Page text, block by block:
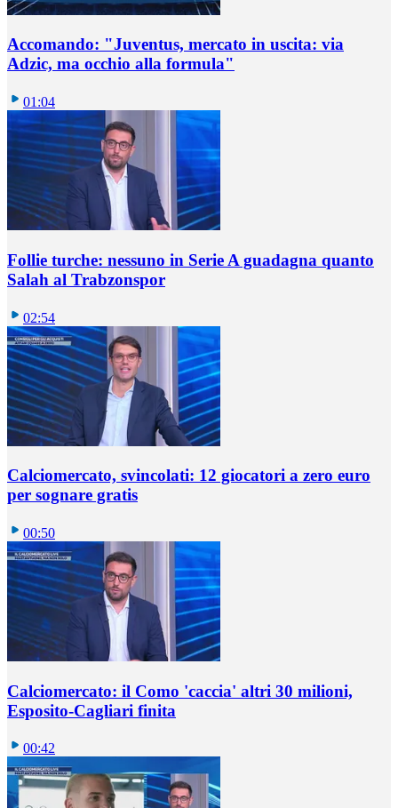
Accomando: "Juventus, mercato in uscita: via
Adzic, ma occhio alla formula"
01:04
Follie turche: nessuno in Serie A guadagna quanto
Salah al Trabzonspor
02:54
Calciomercato, svincolati: 12 giocatori a zero euro
per sognare gratis
00:50
Calciomercato: il Como 'caccia' altri 30 milioni,
Esposito-Cagliari finita
00:42